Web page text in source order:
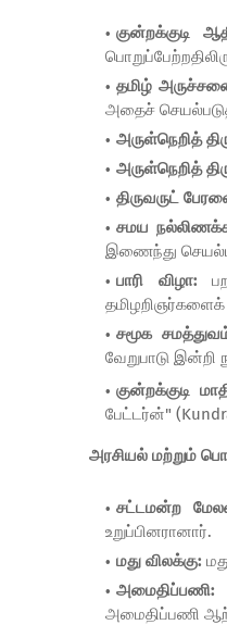
குன்றக்குடி
தமிழ்
அதைச்
அருள்நெறித்
அருள்நெறித்
திருவருட்
சமய
இணைந்து
பாரி விழா:
சமூக
வேறுபாடு இன்றி
குன்றக்குடி
பேட்டர்ன்"
அரசியல் மற்றும்
சட்டமன்ற
உறுப்பினரானார்.
மது விலக்கு:
அமைதிப்பணி:
அமைதிப்பணி